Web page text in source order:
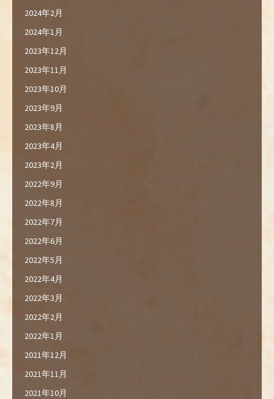
2024年2月
2024年1月
2023年12月
2023年11月
2023年10月
2023年9月
2023年8月
2023年4月
2023年2月
2022年9月
2022年8月
2022年7月
2022年6月
2022年5月
2022年4月
2022年3月
2022年2月
2022年1月
2021年12月
2021年11月
2021年10月